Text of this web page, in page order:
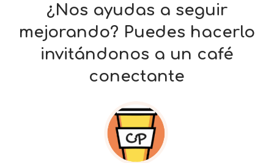
¿Nos ayudas a seguir
mejorando? Puedes hacerlo
invitándonos a un café
conectante